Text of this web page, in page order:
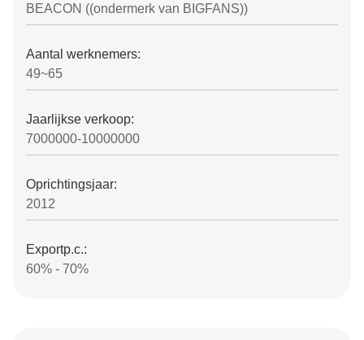
BEACON ((ondermerk van BIGFANS))
Aantal werknemers:
49~65
Jaarlijkse verkoop:
7000000-10000000
Oprichtingsjaar:
2012
Exportp.c.:
60% - 70%